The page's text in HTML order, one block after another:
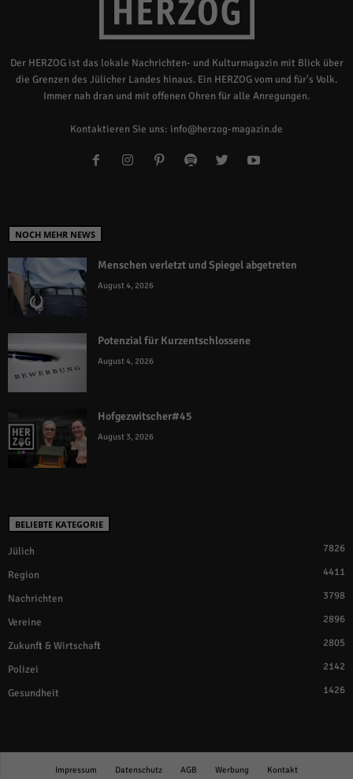
Der HERZOG ist das lokale Nachrichten- und Kulturmagazin mit Blick über
die Grenzen des Jülicher Landes hinaus. Ein HERZOG vom und für's Volk.
Immer nah dran und mit offenen Ohren für alle Anregungen.
Kontaktieren Sie uns: info@herzog-magazin.de
NOCH MEHR NEWS
Menschen verletzt und Spiegel abgetreten
August 4, 2026
Potenzial für Kurzentschlossene
August 4, 2026
Hofgezwitscher#45
August 3, 2026
BELIEBTE KATEGORIE
Jülich 7826
Region 4411
Nachrichten 3798
Vereine 2896
Zukunft & Wirtschaft 2805
Polizei 2142
Gesundheit 1426
Impressum Datenschutz AGB Werbung Kontakt